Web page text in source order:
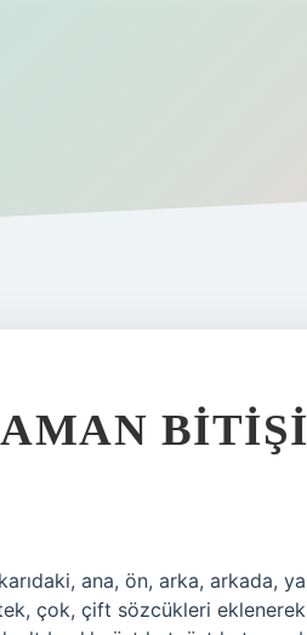
ana, ön, arka, arkada,
çok, çift sözcükleri